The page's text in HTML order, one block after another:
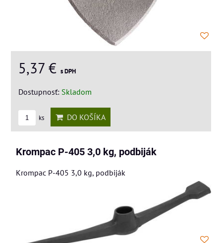
5,37 € s DPH
Dostupnosť: Skladom
ks DO KOŠÍKA
Krompac P-405 3,0 kg, podbiják
Krompac P-405 3,0 kg, podbiják